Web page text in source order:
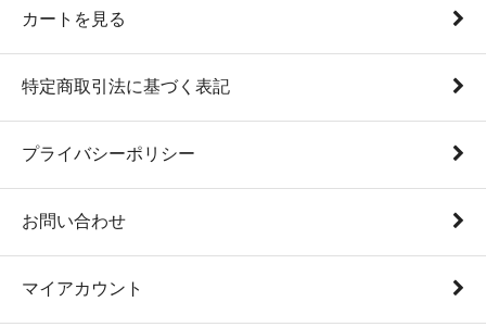
カートを見る
特定商取引法に基づく表記
プライバシーポリシー
お問い合わせ
マイアカウント